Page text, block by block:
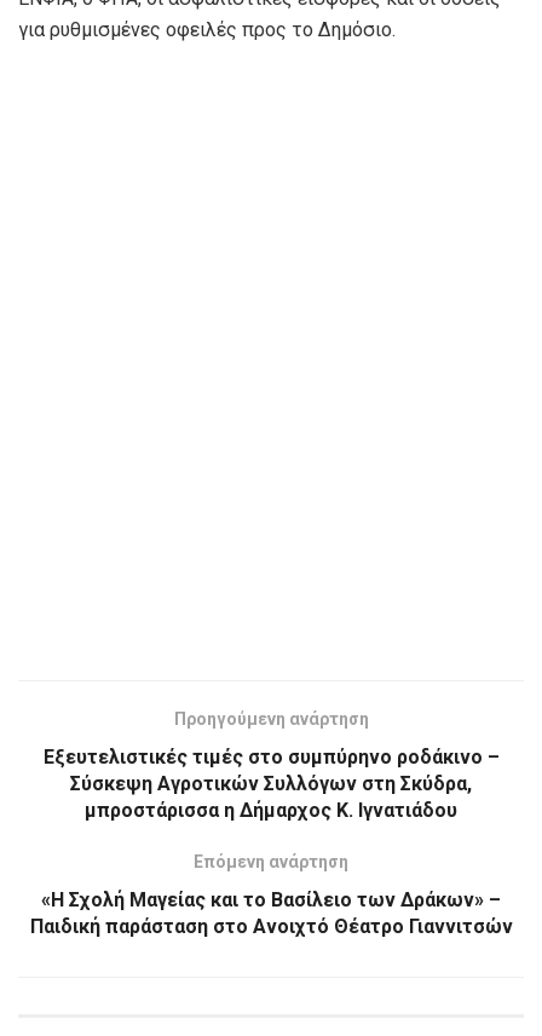
για ρυθμισμένες οφειλές προς το Δημόσιο.
Προηγούμενη ανάρτηση
Εξευτελιστικές τιμές στο συμπύρηνο ροδάκινο –
Σύσκεψη Αγροτικών Συλλόγων στη Σκύδρα,
μπροστάρισσα η Δήμαρχος Κ. Ιγνατιάδου
Επόμενη ανάρτηση
«Η Σχολή Μαγείας και το Βασίλειο των Δράκων» –
Παιδική παράσταση στο Ανοιχτό Θέατρο Γιαννιτσών